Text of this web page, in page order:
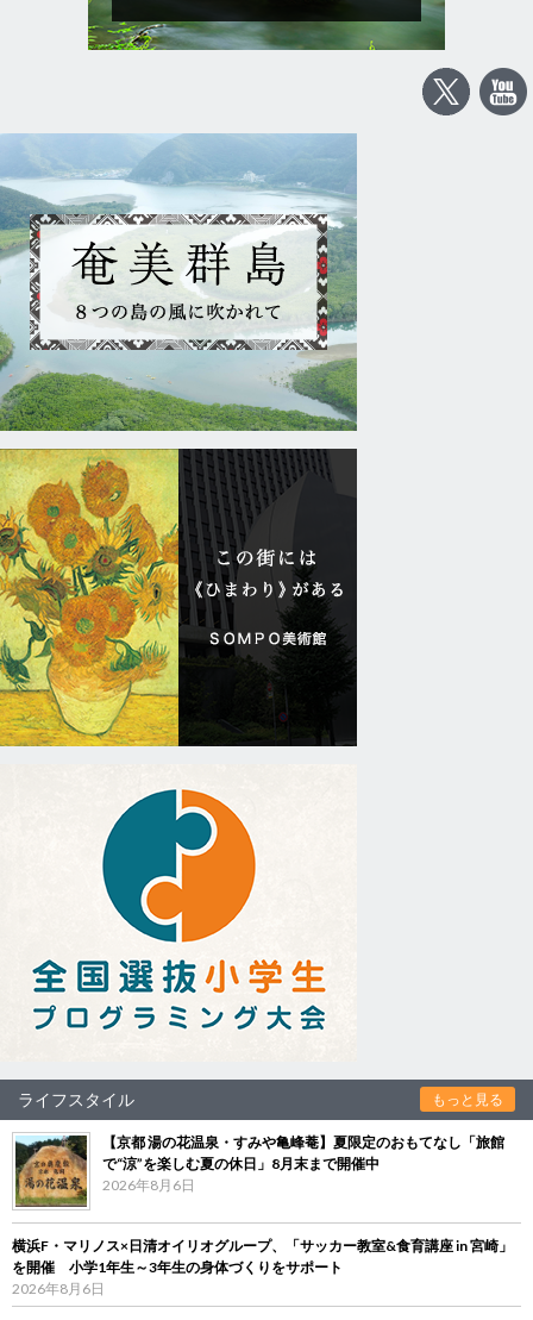
ライフスタイル もっと見る
【京都 湯の花温泉・すみや亀峰菴】夏限定のおもてなし「旅館
で“涼”を楽しむ夏の休日」8月末まで開催中
2026年8月6日
横浜F・マリノス×日清オイリオグループ、「サッカー教室&食育講座 in 宮崎」
を開催 小学1年生～3年生の身体づくりをサポート
2026年8月6日